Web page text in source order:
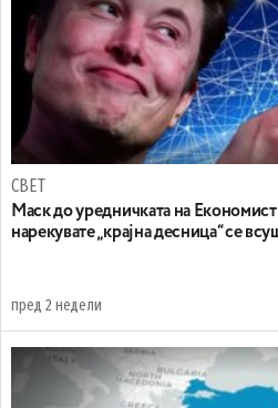
СВЕТ
Маск до уредничката на
нарекувате „крајна десница“ се
пред 2 недели